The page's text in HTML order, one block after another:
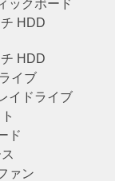
ックボード
HDD
HDD
イブ
イドライブ
ド
ァン